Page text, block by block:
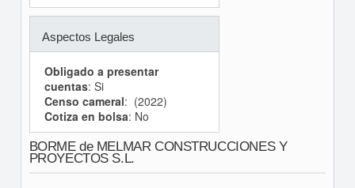
Aspectos Legales
Obligado a presentar
cuentas: Si
Censo cameral: (2022)
Cotiza en bolsa: No
BORME de MELMAR CONSTRUCCIONES Y
PROYECTOS S.L.